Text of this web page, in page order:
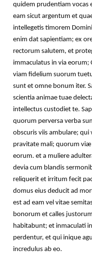
quidem prudentiam vocas
eam sicut argentum et
intellegetis timorem
enim dat sapientiam; ex
rectorum salutem, et
immaculatus in via
viam fidelium suorum
sunt et omne bonum iter.
scientia animae tuae
intellectus custodiet te.
quorum perversa verba
obscuris viis ambulare;
pravitate mali; quorum
eorum. et a muliere
devia cum blandis
reliquerit et irritum fecit
domus eius deducit ad
est ad eam vel vitae
bonorum et calles
habitabunt; et inmaculati
perdentur, et qui inique
incredulus ab eo.